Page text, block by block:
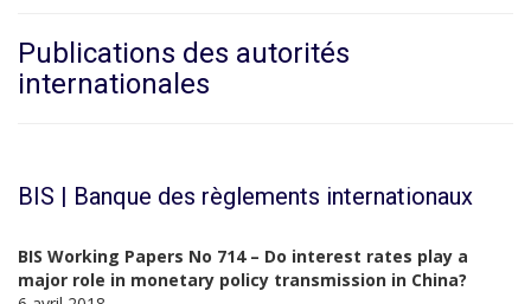
Publications des autorités
internationales
BIS | Banque des règlements internationaux
BIS Working Papers No 714 – Do interest rates play a
major role in monetary policy transmission in China?